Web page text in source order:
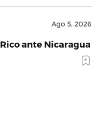
Ago 5, 2026
ante Nicaragua